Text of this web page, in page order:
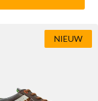
NIEUW